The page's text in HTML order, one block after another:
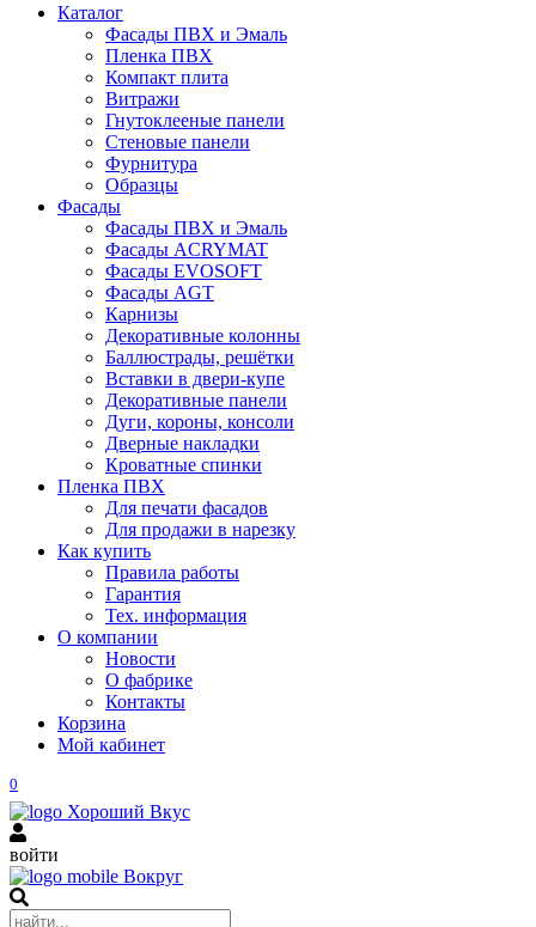
Каталог
Фасады ПВХ и Эмаль
Пленка ПВХ
Компакт плита
Витражи
Гнутоклееные панели
Стеновые панели
Фурнитура
Образцы
Фасады
Фасады ПВХ и Эмаль
Фасады ACRYMAT
Фасады EVOSOFT
Фасады AGT
Карнизы
Декоративные колонны
Баллюстрады, решётки
Вставки в двери-купе
Декоративные панели
Дуги, короны, консоли
Дверные накладки
Кроватные спинки
Пленка ПВХ
Для печати фасадов
Для продажи в нарезку
Как купить
Правила работы
Гарантия
Тех. информация
О компании
Новости
О фабрике
Контакты
Корзина
Мой кабинет
0
войти